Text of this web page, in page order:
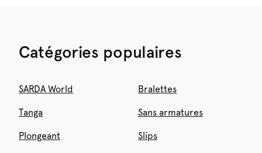
Catégories populaires
SARDA World Bralettes
Tanga Sans armatures
Plongeant Slips